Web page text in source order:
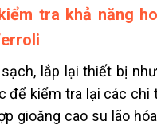
tra khả năng
lắp lại thiết bị
để kiểm tra lại các chi
gioăng cao su lão